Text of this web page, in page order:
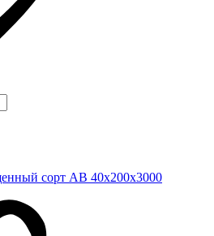
сорт АВ 40х200х3000